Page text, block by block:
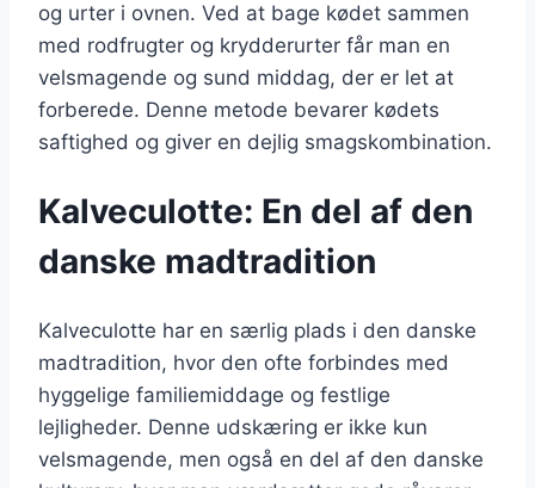
og urter i ovnen. Ved at bage kødet sammen
med rodfrugter og krydderurter får man en
velsmagende og sund middag, der er let at
forberede. Denne metode bevarer kødets
saftighed og giver en dejlig smagskombination.
Kalveculotte: En del af den
danske madtradition
Kalveculotte har en særlig plads i den danske
madtradition, hvor den ofte forbindes med
hyggelige familiemiddage og festlige
lejligheder. Denne udskæring er ikke kun
velsmagende, men også en del af den danske